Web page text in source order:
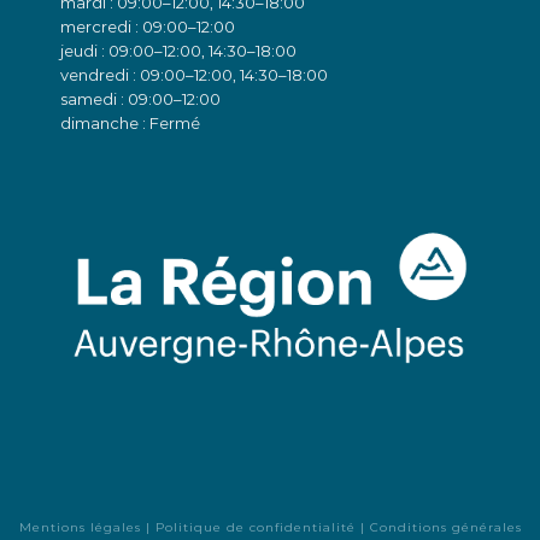
mercredi : 09:00–12:00
jeudi : 09:00–12:00, 14:30–18:00
vendredi : 09:00–12:00, 14:30–18:00
samedi : 09:00–12:00
dimanche : Fermé
Mentions légales | Politique de confidentialité | Conditions générales